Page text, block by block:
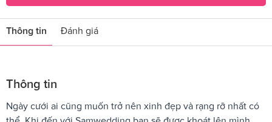
Thông tin Đánh giá
Thông tin
Ngày cưới ai cũng muốn trở nên xinh đẹp và rạng rỡ nhất có